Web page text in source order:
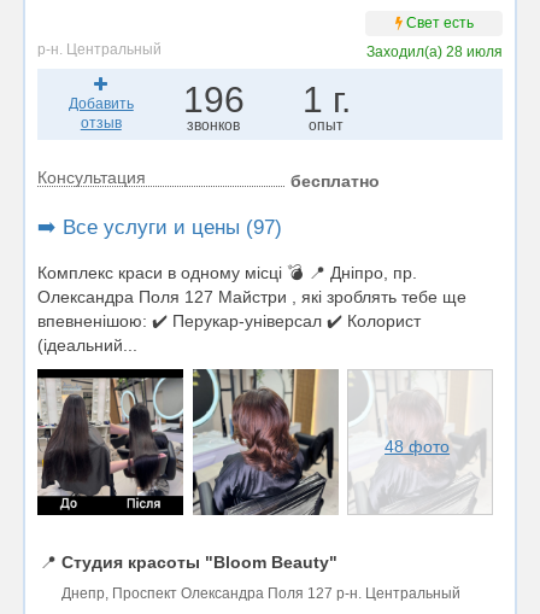
Свет есть
р-н. Центральный
Заходил(а) 28 июля
Добавить
отзыв
196
звонков
1 г.
опыт
Консультация бесплатно
➡️ Все услуги и цены (97)
Комплекс краси в одному місці 💣 📍 Дніпро, пр.
Олександра Поля 127 Майстри , які зроблять тебе ще
впевненішою: ✔️ Перукар-універсал ✔️ Колорист
(ідеальний...
48 фото
📍 Студия красоты "Bloom Beauty"
Днепр, Проспект Олександра Поля 127 р-н. Центральный